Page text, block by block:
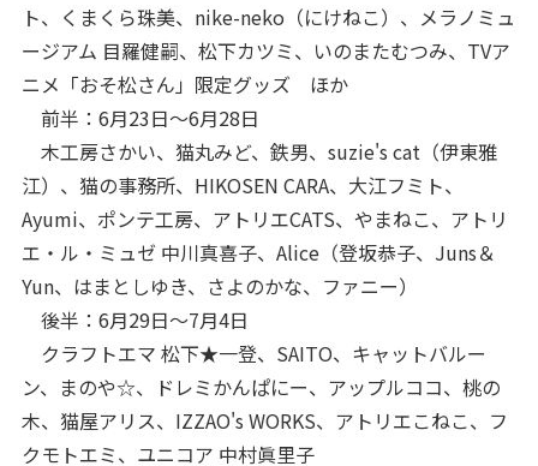
ト、くまくら珠美、nike-neko（にけねこ）、メラノミュ
ージアム 目羅健嗣、松下カツミ、いのまたむつみ、TVア
ニメ「おそ松さん」限定グッズ ほか
前半：6月23日～6月28日
木工房さかい、猫丸みど、鉄男、suzie's cat（伊東雅
江）、猫の事務所、HIKOSEN CARA、大江フミト、
Ayumi、ポンテ工房、アトリエCATS、やまねこ、アトリ
エ・ル・ミュゼ 中川真喜子、Alice（登坂恭子、Juns＆
Yun、はまとしゆき、さよのかな、ファニー）
後半：6月29日～7月4日
クラフトエマ 松下★一登、SAITO、キャットバルー
ン、まのや☆、ドレミかんぱにー、アップルココ、桃の
木、猫屋アリス、IZZAO's WORKS、アトリエこねこ、フ
クモトエミ、ユニコア 中村眞里子